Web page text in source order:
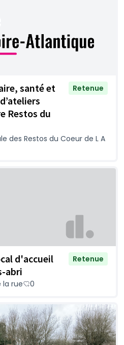
santé et
Restos du
Retenue
des Restos du Coeur de L A
d'accueil
abri
Retenue
rue 0